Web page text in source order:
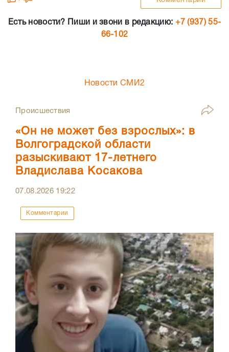
Есть новости? Пиши и звони в редакцию: +7 (937) 55-
66-102
Новости СМИ2
Происшествия
«Он не может без взрослых»: в
Волгоградской области
разыскивают 17-летнего
Владислава Косакова
07.08.2026 19:22
Комментарии